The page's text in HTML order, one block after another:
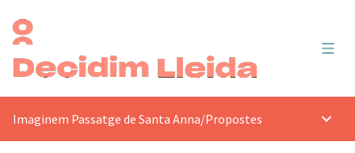
Imaginem Passatge de Santa Anna/Propostes